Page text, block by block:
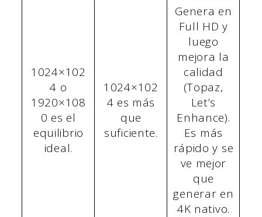
1024×102
4 o
1920×108
0 es el
equilibrio
ideal.
1024×102
4 es más
que
suficiente.
Genera en
Full HD y
luego
mejora la
calidad
(Topaz,
Let’s
Enhance).
Es más
rápido y se
ve mejor
que
generar en
4K nativo.